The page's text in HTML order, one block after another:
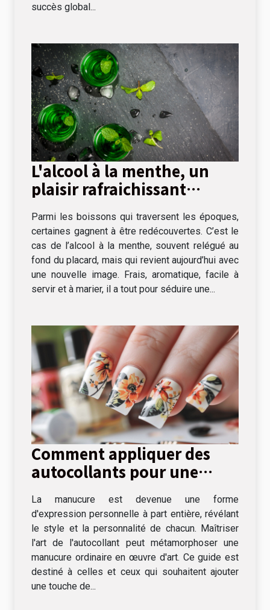
succès global...
L'alcool à la menthe, un
plaisir rafraichissant
s'invite à table !
Parmi les boissons qui traversent les époques,
certaines gagnent à être redécouvertes. C’est le
cas de l’alcool à la menthe, souvent relégué au
fond du placard, mais qui revient aujourd’hui avec
une nouvelle image. Frais, aromatique, facile à
servir et à marier, il a tout pour séduire une...
Comment appliquer des
autocollants pour une
La manucure est devenue une forme
d'expression personnelle à part entière, révélant
le style et la personnalité de chacun. Maîtriser
l'art de l'autocollant peut métamorphoser une
manucure ordinaire en œuvre d'art. Ce guide est
destiné à celles et ceux qui souhaitent ajouter
une touche de...